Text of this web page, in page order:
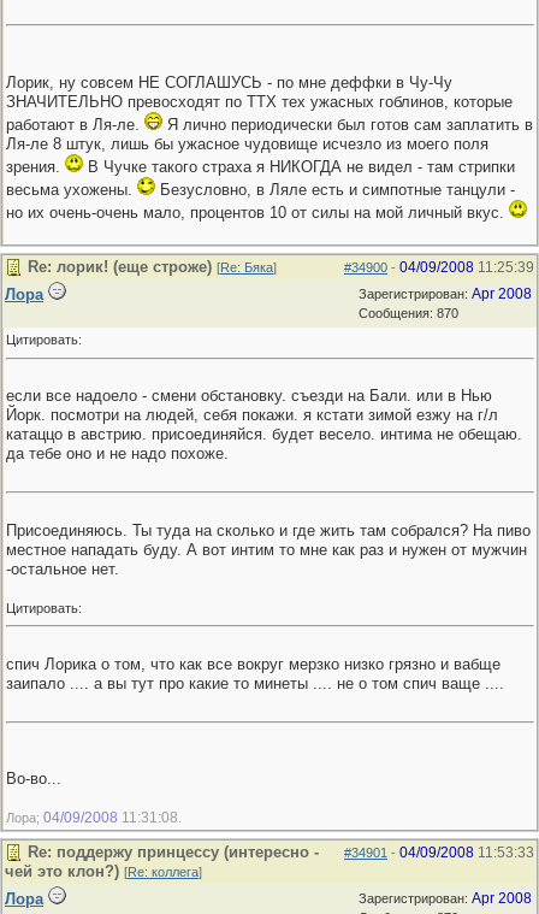
Лорик, ну совсем НЕ СОГЛАШУСЬ - по мне деффки в Чу-Чу
ЗНАЧИТЕЛЬНО превосходят по ТТХ тех ужасных гоблинов, которые
работают в Ля-ле.
Я лично периодически был готов сам заплатить в
Ля-ле 8 штук, лишь бы ужасное чудовище исчезло из моего поля
зрения.
В Чучке такого страха я НИКОГДА не видел - там стрипки
весьма ухожены.
Безусловно, в Ляле есть и симпотные танцули -
но их очень-очень мало, процентов 10 от силы на мой личный вкус.
#34900 - 04/09/2008 11:25:39
Re: лорик! (еще строже) [Re: Бяка]
Зарегистрирован: Apr 2008
Сообщения: 870
Лора
Цитировать:
если все надоело - смени обстановку. съезди на Бали. или в Нью
Йорк. посмотри на людей, себя покажи. я кстати зимой езжу на г/л
катаццо в австрию. присоединяйся. будет весело. интима не обещаю.
да тебе оно и не надо похоже.
Присоединяюсь. Ты туда на сколько и где жить там собрался? На пиво
местное нападать буду. А вот интим то мне как раз и нужен от мужчин
-остальное нет.
Цитировать:
спич Лорика о том, что как все вокруг мерзко низко грязно и вабще
заипало .... а вы тут про какие то минеты .... не о том спич ваще ....
Во-во...
Лора; 04/09/2008 11:31:08
#34901 - 04/09/2008 11:53:33
Re: поддержу принцессу (интересно -
чей это клон?) [Re: коллега]
Зарегистрирован: Apr 2008
Лора